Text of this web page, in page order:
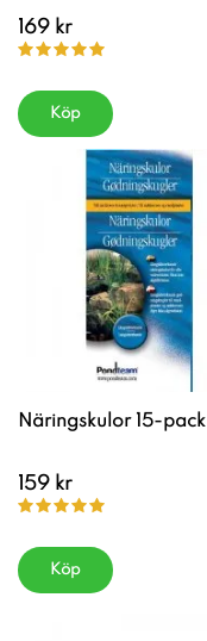
169 kr
Köp
Näringskulor 15-pack
159 kr
Köp